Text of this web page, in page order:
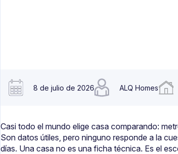
8 de julio de 2026 ALQ Homes
Casi todo el mundo elige casa comparando:
Son datos útiles, pero ninguno responde a la
días. Una casa no es una ficha técnica. Es el